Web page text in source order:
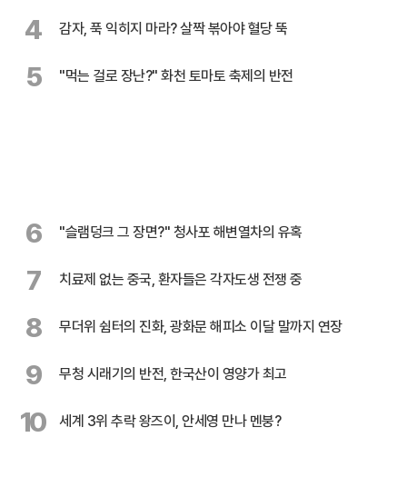
4 감자, 푹 익히지 마라? 살짝 볶아야 혈당 뚝
5 "먹는 걸로 장난?" 화천 토마토 축제의 반전
6 "슬램덩크 그 장면?" 청사포 해변열차의 유혹
7 치료제 없는 중국, 환자들은 각자도생 전쟁 중
8 무더위 쉼터의 진화, 광화문 해피소 이달 말까지 연장
9 무청 시래기의 반전, 한국산이 영양가 최고
10 세계 3위 추락 왕즈이, 안세영 만나 멘붕?